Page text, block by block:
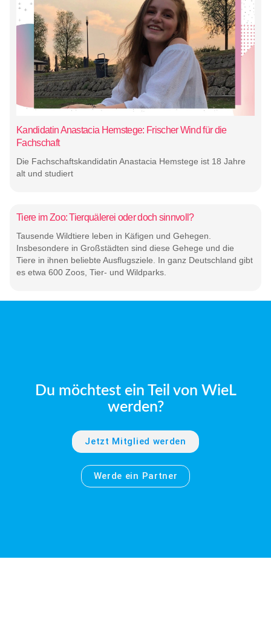
Kandidatin Anastacia Hemstege: Frischer Wind für die
Fachschaft
Die Fachschaftskandidatin Anastacia Hemstege ist 18 Jahre
alt und studiert
Tiere im Zoo: Tierquälerei oder doch sinnvoll?
Tausende Wildtiere leben in Käfigen und Gehegen.
Insbesondere in Großstädten sind diese Gehege und die
Tiere in ihnen beliebte Ausflugsziele. In ganz Deutschland gibt
es etwa 600 Zoos, Tier- und Wildparks.
Du möchtest ein Teil von WieL
werden?
Jetzt Mitglied werden
Werde ein Partner